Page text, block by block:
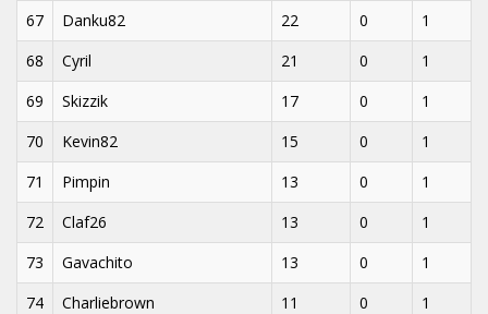
67
Danku82 22 0
1
68
Cyril 21 0
1
69
Skizzik 17 0
1
70
Kevin82 15 0
1
71
Pimpin 13 0
1
72
Claf26 13 0
1
73
Gavachito 13 0
1
74
Charliebrown 11 0 1